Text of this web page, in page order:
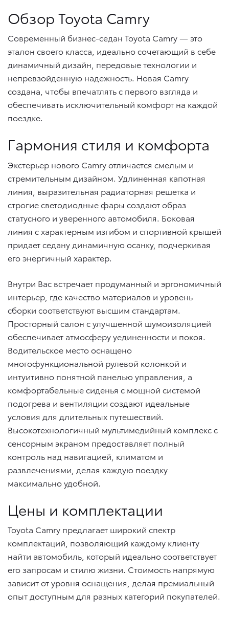
Обзор Toyota Camry
Современный бизнес-седан Toyota Camry — это
эталон своего класса, идеально сочетающий в себе
динамичный дизайн, передовые технологии и
непревзойденную надежность. Новая Camry
создана, чтобы впечатлять с первого взгляда и
обеспечивать исключительный комфорт на каждой
поездке.
Гармония стиля и комфорта
Экстерьер нового Camry отличается смелым и
стремительным дизайном. Удлиненная капотная
линия, выразительная радиаторная решетка и
строгие светодиодные фары создают образ
статусного и уверенного автомобиля. Боковая
линия с характерным изгибом и спортивной крышей
придает седану динамичную осанку, подчеркивая
его энергичный характер.
Внутри Вас встречает продуманный и эргономичный
интерьер, где качество материалов и уровень
сборки соответствуют высшим стандартам.
Просторный салон с улучшенной шумоизоляцией
обеспечивает атмосферу уединенности и покоя.
Водительское место оснащено
многофункциональной рулевой колонкой и
интуитивно понятной панелью управления, а
комфортабельные сиденья с мощной системой
подогрева и вентиляции создают идеальные
условия для длительных путешествий.
Высокотехнологичный мультимедийный комплекс с
сенсорным экраном предоставляет полный
контроль над навигацией, климатом и
развлечениями, делая каждую поездку
максимально удобной.
Цены и комплектации
Toyota Camry предлагает широкий спектр
комплектаций, позволяющий каждому клиенту
найти автомобиль, который идеально соответствует
его запросам и стилю жизни. Стоимость напрямую
зависит от уровня оснащения, делая премиальный
опыт доступным для разных категорий покупателей.